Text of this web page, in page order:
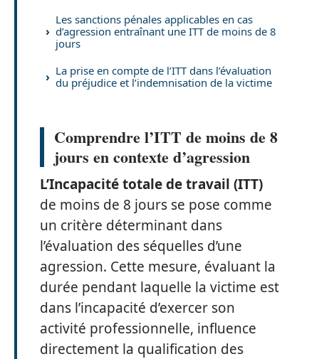
Les sanctions pénales applicables en cas
d’agression entraînant une ITT de moins de 8
jours
La prise en compte de l’ITT dans l’évaluation
du préjudice et l’indemnisation de la victime
Comprendre l’ITT de moins de 8
jours en contexte d’agression
L’Incapacité totale de travail (ITT)
de moins de 8 jours se pose comme
un critère déterminant dans
l’évaluation des séquelles d’une
agression. Cette mesure, évaluant la
durée pendant laquelle la victime est
dans l’incapacité d’exercer son
activité professionnelle, influence
directement la qualification des